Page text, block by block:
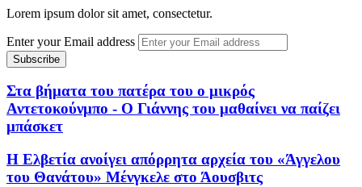
Lorem ipsum dolor sit amet, consectetur.
Enter your Email address
Στα βήματα του πατέρα του ο μικρός
Αντετοκούνμπο - Ο Γιάννης του μαθαίνει να παίζει
μπάσκετ
Η Ελβετία ανοίγει απόρρητα αρχεία του «Άγγελου
του Θανάτου» Μένγκελε στο Άουσβιτς